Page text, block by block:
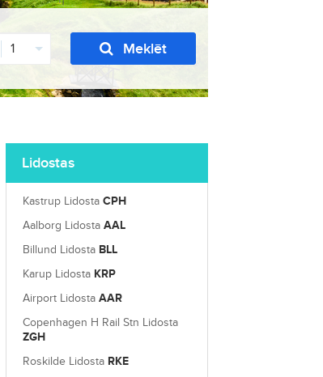
1 Meklēt
Lidostas
Kastrup Lidosta CPH
Aalborg Lidosta AAL
Billund Lidosta BLL
Karup Lidosta KRP
Airport Lidosta AAR
Copenhagen H Rail Stn Lidosta
ZGH
Roskilde Lidosta RKE